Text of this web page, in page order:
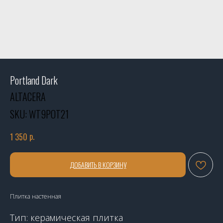
Portland Dark
ALTACERA
SKU: WT9POT21
1 350 р.
ДОБАВИТЬ В КОРЗИНУ
Плитка настенная
Тип: керамическая плитка